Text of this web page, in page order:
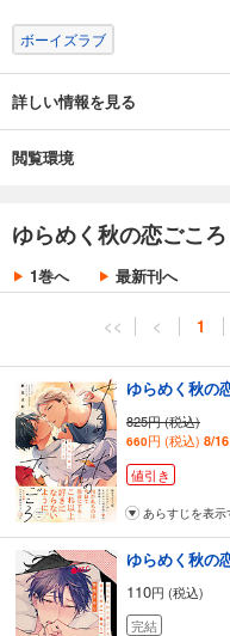
ボーイズラブ
詳しい情報を見る
閲覧環境
ゆらめく秋の恋ごこ
1巻へ 最新刊へ
<< < 1
825円 (税込)
660円 (税込) 8/
値引き
あらすじを表示
ゆらめく秋の
110円 (税込)
完結